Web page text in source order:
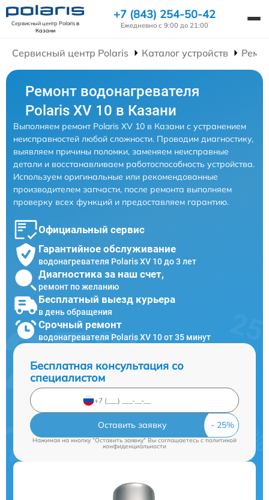
Сервисный центр Polarisв
Казани
+7 (843) 254-50-42
Ежедневно с 9:00 до 21:00
Сервисный центр Polaris Каталог устройств
Ремонт водонагревателя
Polaris XV 10 в Казани
Выполняем ремонт Polaris XV 10 в Казани с устранением
неисправностей любой сложности. Проводим диагностику,
выявляем причины поломки, заменяем неисправные
детали и восстанавливаем работоспособность устройства.
Используем оригинальные или рекомендованные
производителем запчасти, после ремонта выполняем
проверку всех функций и предоставляем гарантию.
Официальный сервис
Гарантийное обслуживание
водонагревателя Polaris XV 10 до 3 лет
Диагностика за наш счет,
ремонт по желанию
Бесплатный выезд курьера
в день обращения
Срочный ремонт
водонагревателя Polaris XV 10 от 35 минут
Бесплатная консультация со
специалистом
Оставить заявку
Нажимая на кнопку "Оставить заявку" Вы соглашаетесь cполитикой
конфиденциальности